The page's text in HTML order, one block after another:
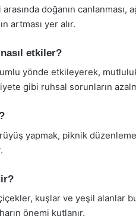
doğanın canlanması,
artması yer alır.
etkiler?
yönde etkileyerek,
gibi ruhsal sorunların
yapmak, piknik
kuşlar ve yeşil alanlar
önemi kutlanır.